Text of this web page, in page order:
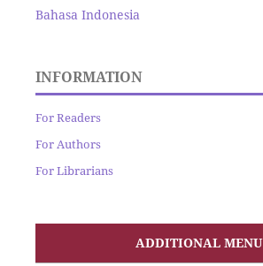
Bahasa Indonesia
INFORMATION
For Readers
For Authors
For Librarians
ADDITIONAL MENU